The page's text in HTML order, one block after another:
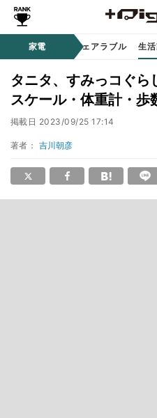
家電
ディオ 時計 / ウェアラブル 生
タニタ、すみっコぐら
スケール・体重計・歩
掲載日 2023/09/25 17:14
著者： 吉川朝彦